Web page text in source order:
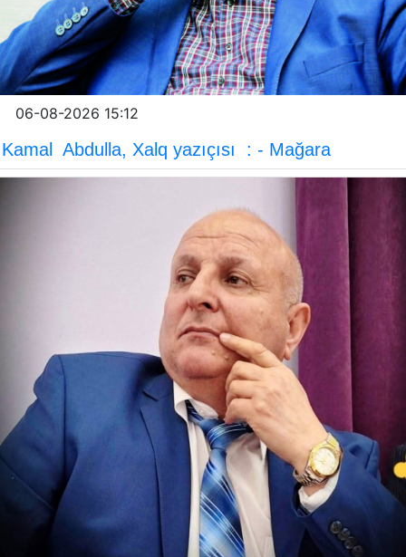
06-08-2026 15:12
Kamal Abdulla, Xalq yazıçısı : - Mağara